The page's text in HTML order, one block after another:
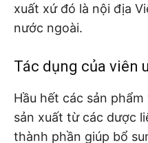
xuất xứ đó là nội địa
nước ngoài.
Tác dụng của viên
Hầu hết các sản
sản xuất từ các dược
thành phần giúp bổ